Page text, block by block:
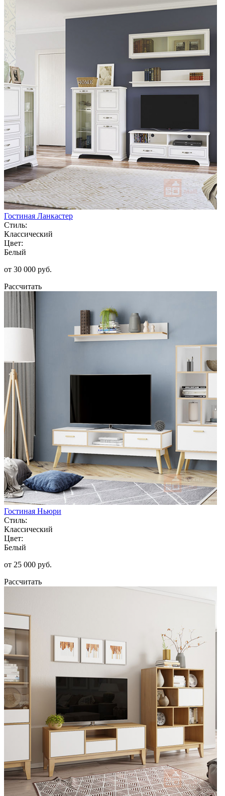
Гостиная Ланкастер
Стиль:
Классический
Цвет:
Белый
от 30 000 руб.
Рассчитать
Гостиная Ньюри
Стиль:
Классический
Цвет:
Белый
от 25 000 руб.
Рассчитать